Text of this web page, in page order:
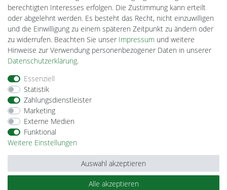
CardanLight Europe
FORTIMO LEDs
Cardanlight-Shop
Wallbox24
Impressum
Barrierefreiheitserklärung
berechtigten Interesses erfolgen. Die Zustimmung kann erteilt
oder abgelehnt werden. Es besteht das Recht, nicht einzuwilligen
und die Einwilligung zu einem späteren Zeitpunkt zu ändern oder
zu widerrufen. Beachten Sie unser Impressum und weitere
Hinweise zur Verwendung personenbezogener Daten in unserer
Daten­schutz­erklärung.
Essenziell
Statistik
Zahlungsdienstleister
Marketing
Externe Medien
Funktional
Weitere Einstellungen
Alle akzeptieren
Auswahl akzeptieren